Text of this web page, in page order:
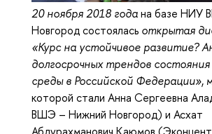
20 ноября 2018 годана базе НИУ
Новгород состоялась открытая
«Курс на устойчивое развитие?
долгосрочных трендов
среды в Российской Федерации»,
которой стали Анна Сергеевна
ВШЭ – Нижний Новгород) и Асхат